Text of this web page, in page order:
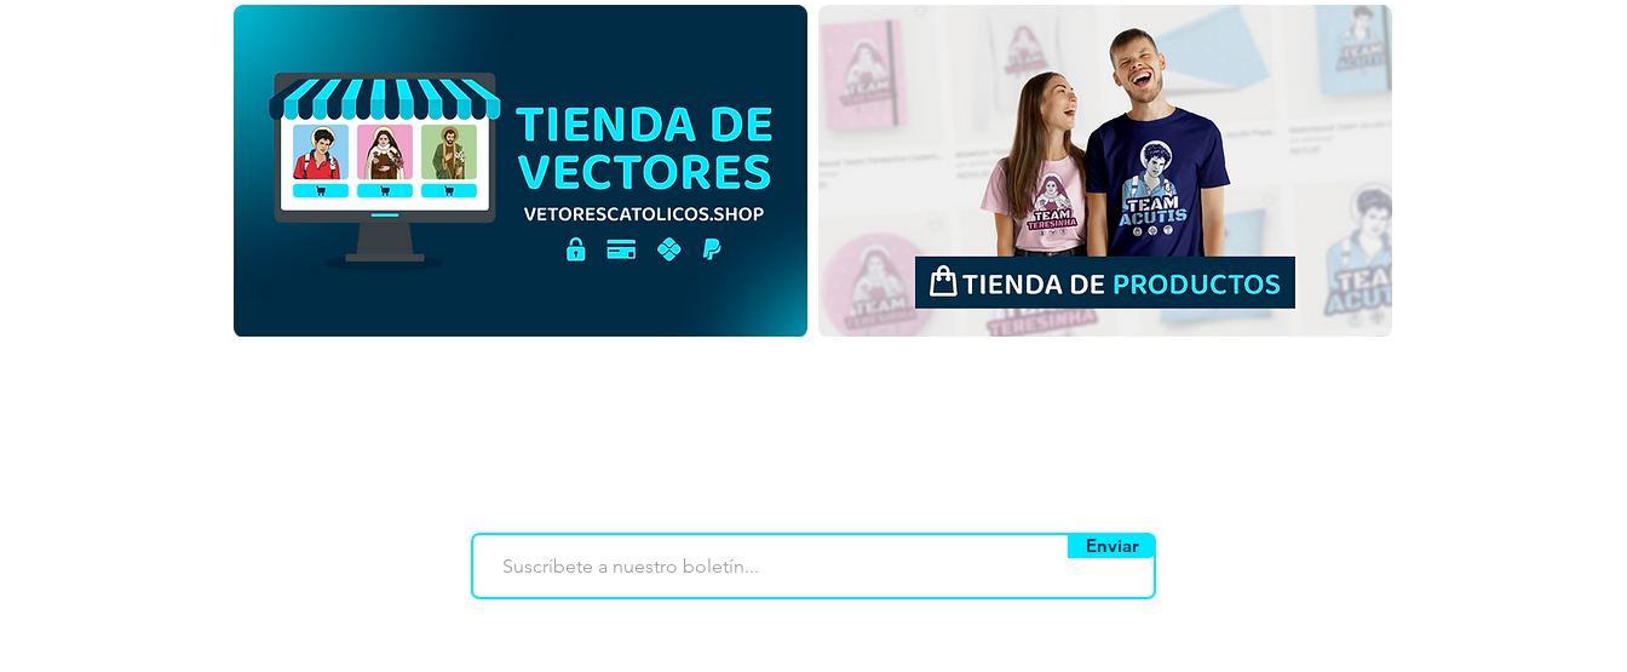
Nuestra Señora de Nazaret |
Descarga gratuita de Vector
de contorno monocromático
Nuestra Señora de Nazaret |
Descarga gratuita
Ilustración monocromática
Nuestra Señora de Nazaret |
Descarga Gratis Ilustración
Coloreada sin fondo en PNG
Enviar